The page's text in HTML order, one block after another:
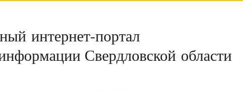
интернет-портал
Свердловской области